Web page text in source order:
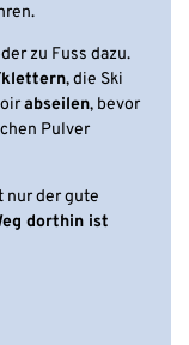
zu Fuss dazu.
, die Ski
abseilen, bevor
Pulver
nur der gute
dorthin ist